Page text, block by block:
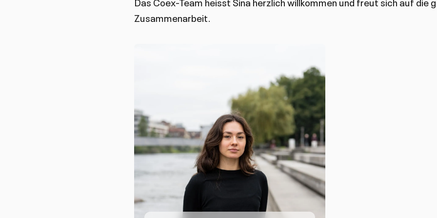
Zusammenarbeit.
KopierenKopieren